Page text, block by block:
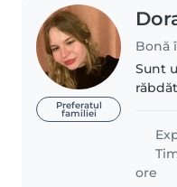
Preferatul
familiei
Bonă
Sunt
ore